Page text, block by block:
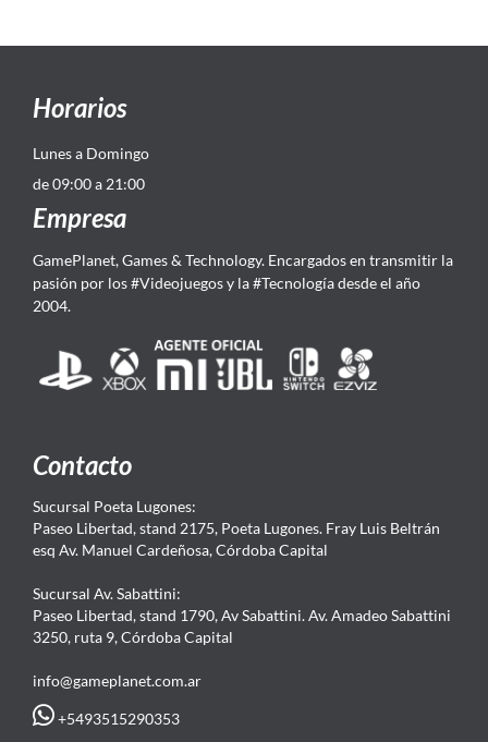
Horarios
Lunes a Domingo
de 09:00 a 21:00
Empresa
GamePlanet, Games & Technology. Encargados en transmitir la
pasión por los #Videojuegos y la #Tecnología desde el año
2004.
Contacto
Sucursal Poeta Lugones:
Paseo Libertad, stand 2175, Poeta Lugones. Fray Luis Beltrán
esq Av. Manuel Cardeñosa, Córdoba Capital
Sucursal Av. Sabattini:
Paseo Libertad, stand 1790, Av Sabattini. Av. Amadeo Sabattini
3250, ruta 9, Córdoba Capital
info@gameplanet.com.ar
+5493515290353